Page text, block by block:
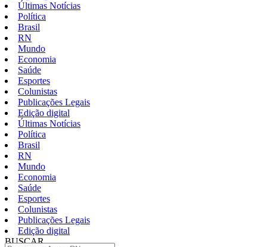
Últimas Notícias
Política
Brasil
RN
Mundo
Economia
Saúde
Esportes
Colunistas
Publicações Legais
Edição digital
Últimas Notícias
Política
Brasil
RN
Mundo
Economia
Saúde
Esportes
Colunistas
Publicações Legais
Edição digital
BUSCAR